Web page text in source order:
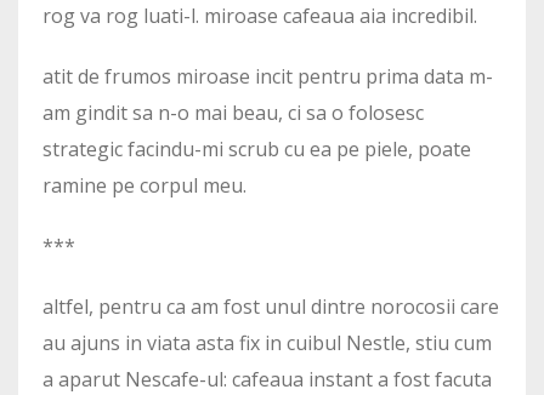
rog va rog luati-l. miroase cafeaua aia incredibil.
atit de frumos miroase incit pentru prima data m-
am gindit sa n-o mai beau, ci sa o folosesc
strategic facindu-mi scrub cu ea pe piele, poate
ramine pe corpul meu.
***
altfel, pentru ca am fost unul dintre norocosii care
au ajuns in viata asta fix in cuibul Nestle, stiu cum
a aparut Nescafe-ul: cafeaua instant a fost facuta